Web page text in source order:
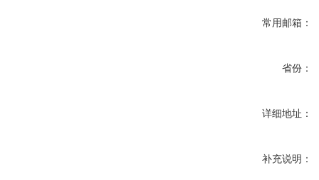
常用邮箱：
省份：
详细地址：
补充说明：